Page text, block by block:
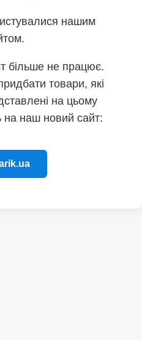
нашим
більше не працює.
товари, які
на цьому
на наш новий сайт: